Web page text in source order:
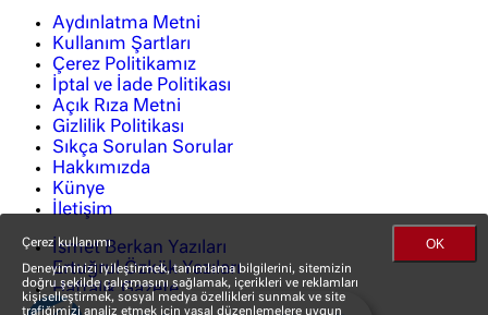
Aydınlatma Metni
Kullanım Şartları
Çerez Politikamız
İptal ve İade Politikası
Açık Rıza Metni
Gizlilik Politikası
Sıkça Sorulan Sorular
Hakkımızda
Künye
İletişim
İsmet Berkan Yazıları
Ertuğrul Özkök Yazıları
Haftalık Gazete
OK
Çerez kullanımı
Deneyiminizi iyileştirmek, tanımlama bilgilerini, sitemizin
doğru şekilde çalışmasını sağlamak, içerikleri ve reklamları
kişiselleştirmek, sosyal medya özellikleri sunmak ve site
trafiğimizi analiz etmek için yasal düzenlemelere uygun